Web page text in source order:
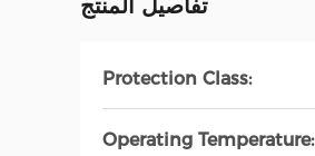
تفاصيل المنتج
Protection Class:
Operating Temperature: